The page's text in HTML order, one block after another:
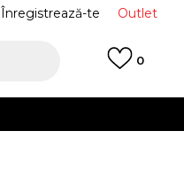
Outlet
Înregistrează-te
0